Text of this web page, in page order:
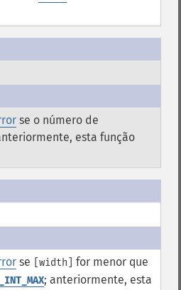
se o número de
esta função
se [width]
for menor que
; anteriormente, esta